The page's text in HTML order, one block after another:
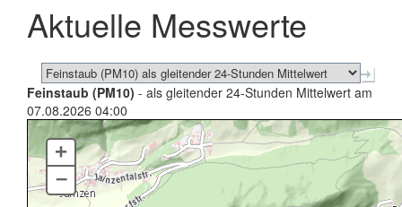
schließen
Aktuelle Messwerte
Feinstaub (PM10) - als gleitender 24-Stunden Mittelwert am
07.08.2026 04:00
+
–